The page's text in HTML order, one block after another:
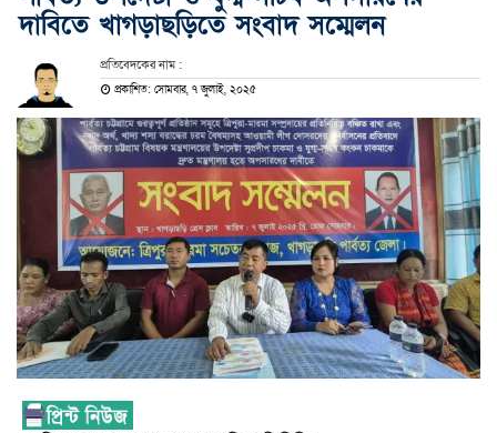
দাবিতে খাগড়াছড়িতে সংবাদ সম্মেলন
প্রতিবেদকের নাম :
প্রকাশিত: সোমবার, ৭ জুলাই, ২০২৫